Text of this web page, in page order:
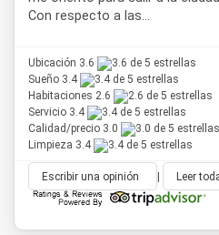
Con respecto a las...
Ubicación 3.6
Sueño 3.4
Habitaciones 2.6
Servicio 3.4
Calidad/precio 3.0
Limpieza 3.4
Escribir una opinión | Leer